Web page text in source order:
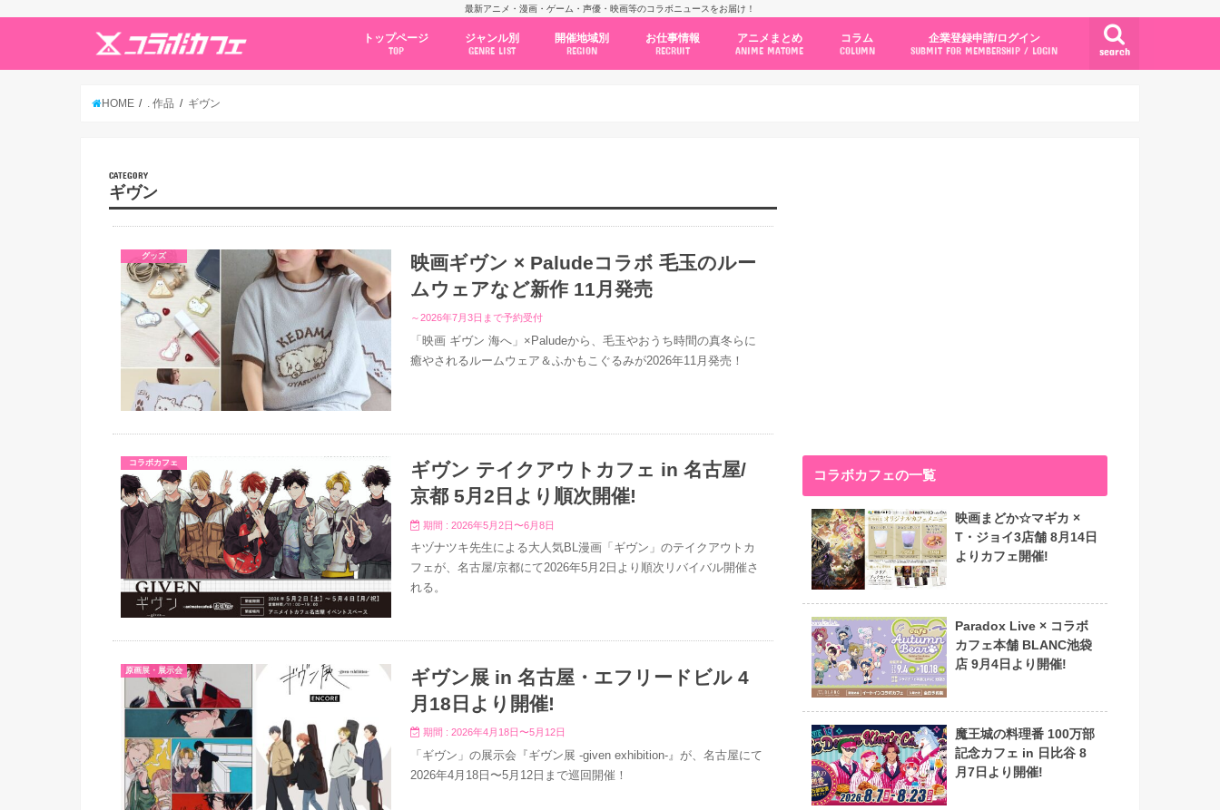
最新アニメ・漫画・ゲーム・声優・映画等のコラボニュースをお届け！
search
トップページ
TOP
ジャンル別
GENRE LIST
開催地域別
REGION
お仕事情報
RECRUIT
アニメまとめ
ANIME MATOME
コラム
COLUMN
企業登録申請/ログイン
SUBMIT FOR MEMBERSHIP / LOGIN
HOME . 作品 ギヴン
CATEGORY
ギヴン
グッズ
映画ギヴン × Paludeコラボ 毛玉のルー
ムウェアなど新作 11月発売
～2026年7月3日まで予約受付
「映画 ギヴン 海へ」×Paludeから、毛玉やおうち時間の真冬らに
癒やされるルームウェア＆ふかもこぐるみが2026年11月発売！
コラボカフェ
ギヴン テイクアウトカフェ in 名古屋/
京都 5月2日より順次開催!
期間 : 2026年5月2日〜6月8日
キヅナツキ先生による大人気BL漫画「ギヴン」のテイクアウトカ
フェが、名古屋/京都にて2026年5月2日より順次リバイバル開催さ
れる。
原画展・展示会
ギヴン展 in 名古屋・エフリードビル 4
月18日より開催!
期間 : 2026年4月18日〜5月12日
「ギヴン」の展示会『ギヴン展 -given exhibition-』が、名古屋にて
2026年4月18日〜5月12日まで巡回開催！
コラボカフェの一覧
映画まどか☆マギカ ×
T・ジョイ3店舗 8月14日
よりカフェ開催!
Paradox Live × コラボ
カフェ本舗 BLANC池袋
店 9月4日より開催!
魔王城の料理番 100万部
記念カフェ in 日比谷 8
月7日より開催!